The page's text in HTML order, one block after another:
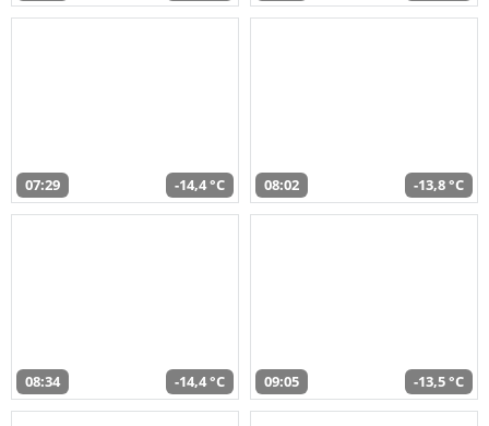
07:29 -14,4 °C 08:02 -13,8 °C
08:34 -14,4 °C 09:05 -13,5 °C